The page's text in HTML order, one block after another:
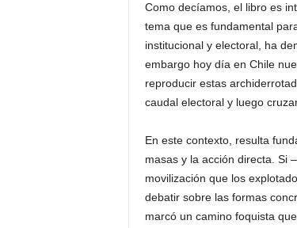
Como decíamos, el libro es
tema que es fundamental
institucional y electoral, ha
embargo hoy día en Chile
reproducir estas
caudal electoral y luego
En este contexto, resulta
masas y la acción directa. Si
movilización que los
debatir sobre las formas
marcó un camino foquista